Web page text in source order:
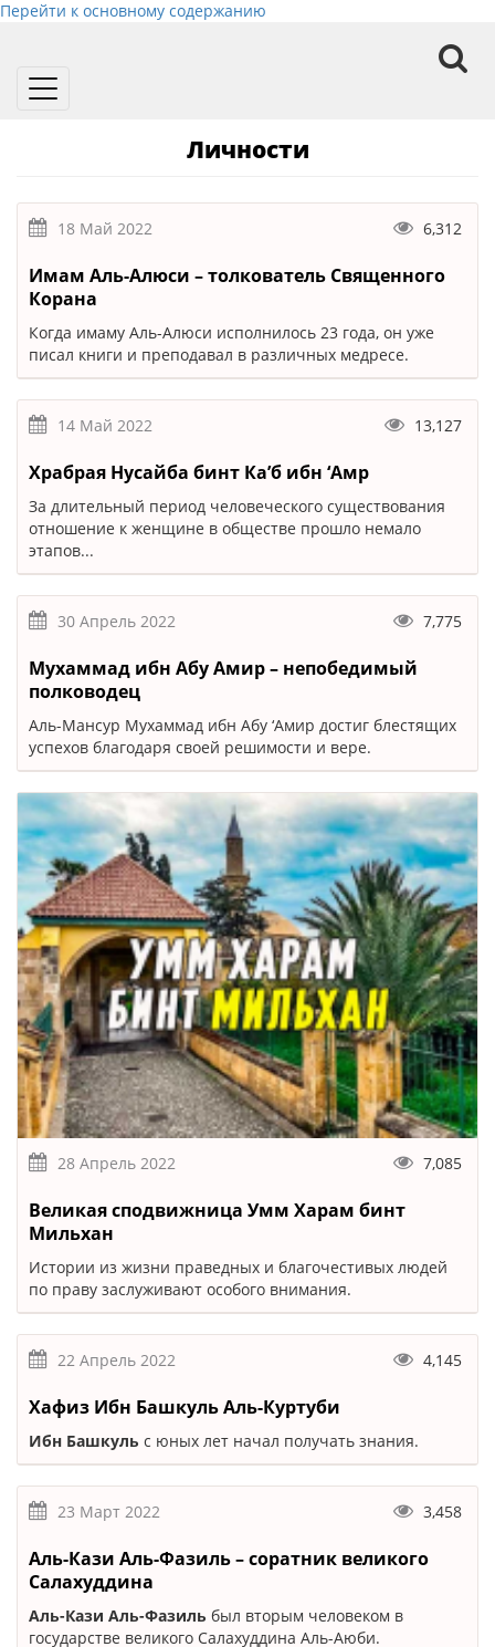
Перейти к основному содержанию
Toggle
Личности
18 Май 2022 6,312
Имам Аль-Алюси – толкователь Священного
Корана
Когда имаму Аль-Алюси исполнилось 23 года, он уже
писал книги и преподавал в различных медресе.
14 Май 2022 13,127
Храбрая Нусайба бинт Ка’б ибн ‘Амр
За длительный период человеческого существования
отношение к женщине в обществе прошло немало
этапов...
30 Апрель 2022 7,775
Мухаммад ибн Абу Амир – непобедимый
полководец
Аль-Мансур Мухаммад ибн Абу ‘Амир достиг блестящих
успехов благодаря своей решимости и вере.
28 Апрель 2022 7,085
Великая сподвижница Умм Харам бинт
Мильхан
Истории из жизни праведных и благочестивых людей
по праву заслуживают особого внимания.
22 Апрель 2022 4,145
Хафиз Ибн Башкуль Аль-Куртуби
Ибн Башкуль с юных лет начал получать знания.
23 Март 2022 3,458
Аль-Кази Аль-Фазиль – соратник великого
Салахуддина
Аль-Кази Аль-Фазиль был вторым человеком в
государстве великого Салахуддина Аль-Аюби.